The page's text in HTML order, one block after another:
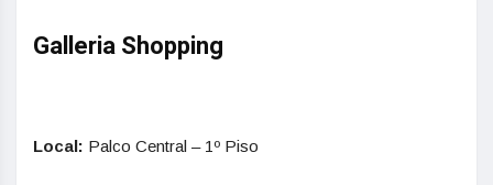
Galleria Shopping
Local: Palco Central – 1º Piso